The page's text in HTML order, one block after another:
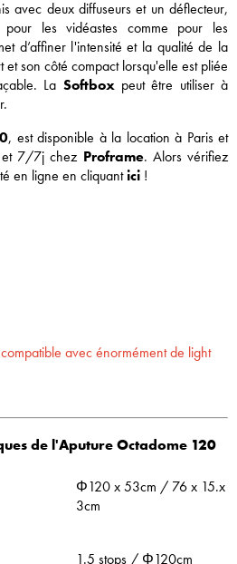
avec deux diffuseurs et un déflecteur,
les vidéastes comme pour les
d’affiner l'intensité et la qualité de la
et son côté compact lorsqu'elle est pliée
La Softboxpeut être utiliser à
, est disponible à la location à Paris et
7/7j chez Proframe. Alors vérifiez
en ligne en cliquantici !
avec énormément de light
de l'Aputure Octadome 120
Φ120 x 53cm / 76 x 15.x
3cm
1.5 stops / Φ120cm